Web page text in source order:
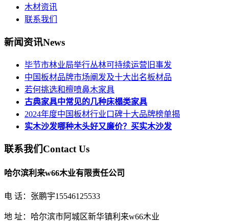
木材资讯
联系我们
新闻资讯News
毕节市林业局举行丛林可持续运营旧事发
中国板材品牌市场阐发及十大出名板材品
若何挑选和檀喷鼻木家具
古典家具中常见的几种床榻类家具
2024年度中国板材行业口碑十大品牌榜单揭
实木沙发哪种木头好又廉价？买实木沙发
联系我们Contact Us
哈尔滨利来w66木业有限责任公司
电 话：张鹏宇15546125533
地 址：哈尔滨市阿城区新华镇利来w66木业